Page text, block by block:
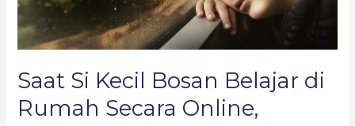
Saat Si Kecil Bosan Belajar di
Rumah Secara Online,
Bunda
Wajib
Lakukan